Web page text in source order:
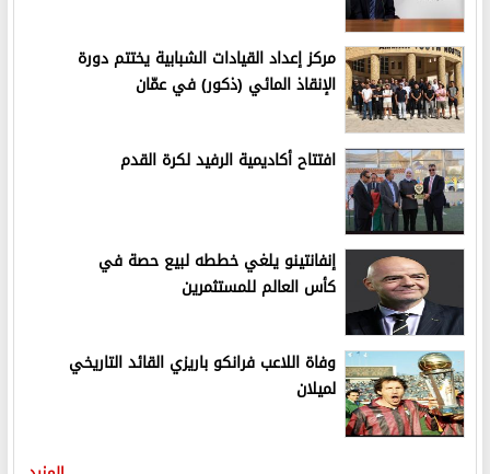
مركز إعداد القيادات الشبابية يختتم دورة
الإنقاذ المائي (ذكور) في عمّان
افتتاح أكاديمية الرفيد لكرة القدم
إنفانتينو يلغي خططه لبيع حصة في
كأس العالم للمستثمرين
وفاة اللاعب فرانكو باريزي القائد التاريخي
لميلان